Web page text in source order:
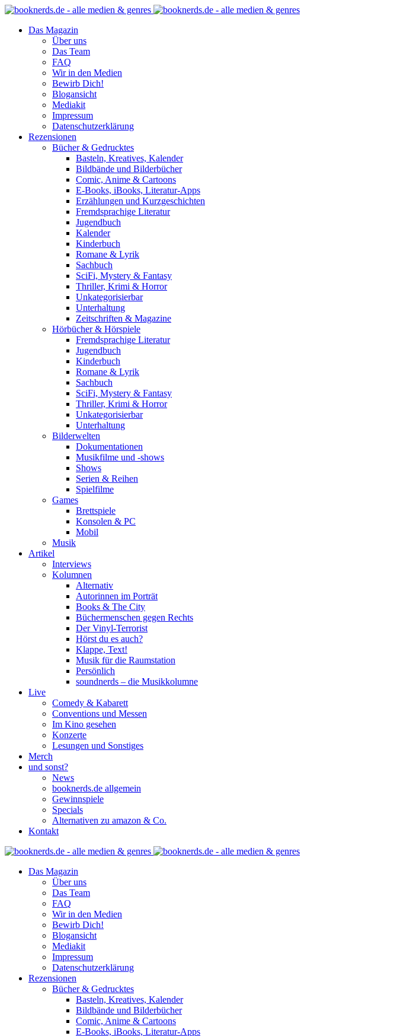
Das Magazin
Über uns
Das Team
FAQ
Wir in den Medien
Bewirb Dich!
Blogansicht
Mediakit
Impressum
Datenschutzerklärung
Rezensionen
Bücher & Gedrucktes
Basteln, Kreatives, Kalender
Bildbände und Bilderbücher
Comic, Anime & Cartoons
E-Books, iBooks, Literatur-Apps
Erzählungen und Kurzgeschichten
Fremdsprachige Literatur
Jugendbuch
Kalender
Kinderbuch
Romane & Lyrik
Sachbuch
SciFi, Mystery & Fantasy
Thriller, Krimi & Horror
Unkategorisierbar
Unterhaltung
Zeitschriften & Magazine
Hörbücher & Hörspiele
Fremdsprachige Literatur
Jugendbuch
Kinderbuch
Romane & Lyrik
Sachbuch
SciFi, Mystery & Fantasy
Thriller, Krimi & Horror
Unkategorisierbar
Unterhaltung
Bilderwelten
Dokumentationen
Musikfilme und -shows
Shows
Serien & Reihen
Spielfilme
Games
Brettspiele
Konsolen & PC
Mobil
Musik
Artikel
Interviews
Kolumnen
Alternativ
Autorinnen im Porträt
Books & The City
Büchermenschen gegen Rechts
Der Vinyl-Terrorist
Hörst du es auch?
Klappe, Text!
Musik für die Raumstation
Persönlich
soundnerds – die Musikkolumne
Live
Comedy & Kabarett
Conventions und Messen
Im Kino gesehen
Konzerte
Lesungen und Sonstiges
Merch
und sonst?
News
booknerds.de allgemein
Gewinnspiele
Specials
Alternativen zu amazon & Co.
Kontakt
Das Magazin
Über uns
Das Team
FAQ
Wir in den Medien
Bewirb Dich!
Blogansicht
Mediakit
Impressum
Datenschutzerklärung
Rezensionen
Bücher & Gedrucktes
Basteln, Kreatives, Kalender
Bildbände und Bilderbücher
Comic, Anime & Cartoons
E-Books, iBooks, Literatur-Apps